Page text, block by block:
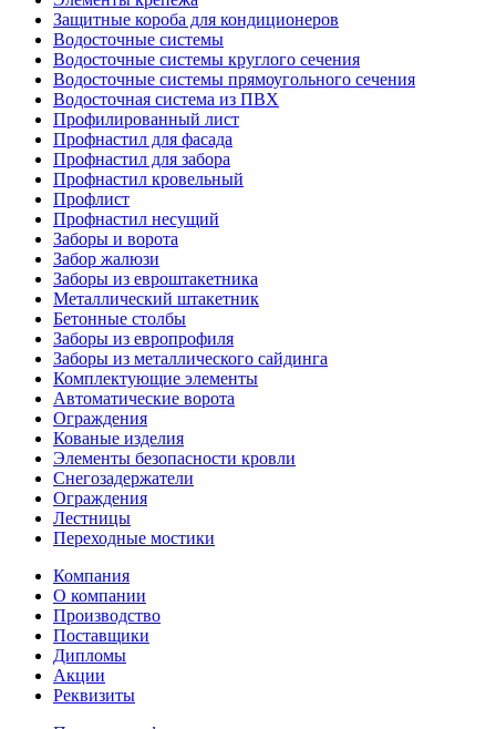
Защитные короба для кондиционеров
Водосточные системы
Водосточные системы круглого сечения
Водосточные системы прямоугольного сечения
Водосточная система из ПВХ
Профилированный лист
Профнастил для фасада
Профнастил для забора
Профнастил кровельный
Профлист
Профнастил несущий
Заборы и ворота
Забор жалюзи
Заборы из евроштакетника
Металлический штакетник
Бетонные столбы
Заборы из европрофиля
Заборы из металлического сайдинга
Комплектующие элементы
Автоматические ворота
Ограждения
Кованые изделия
Элементы безопасности кровли
Снегозадержатели
Ограждения
Лестницы
Переходные мостики
Компания
О компании
Производство
Поставщики
Дипломы
Акции
Реквизиты